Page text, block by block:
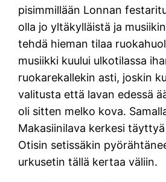
pisimmillään Lonnan
olla jo yltäkylläistä ja
tehdä hieman tilaa
musiikki kuului ulkotilassa
ruokarekallekin asti, joskin
valitusta että lavan edessä
oli sitten melko kova.
Makasiinilava kerkesi
Otisin setissäkin
urkusetin tällä kertaa väliin.